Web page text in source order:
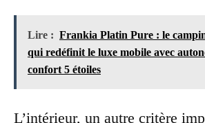
Lire : Frankia Platin Pure : le
qui redéfinit le luxe mobile avec
confort 5 étoiles
L’intérieur, un autre critère